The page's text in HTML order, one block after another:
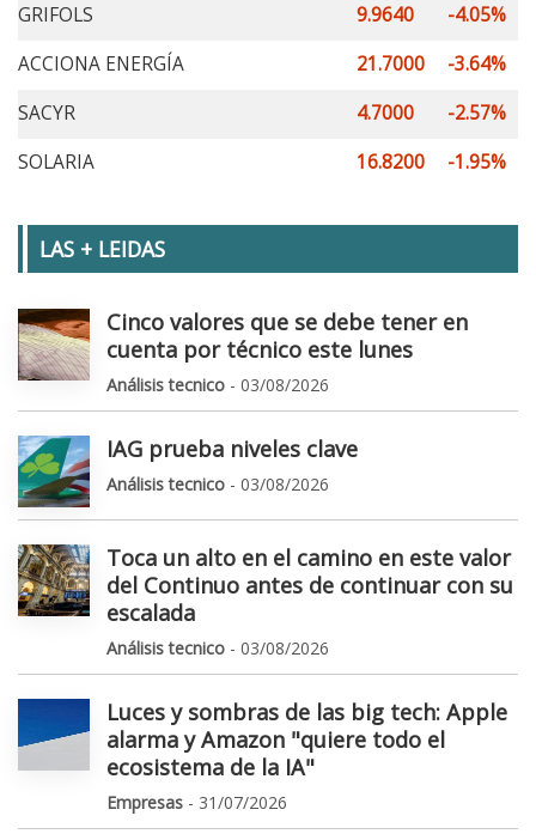
GRIFOLS
9.9640
-4.05%
ACCIONA ENERGÍA
21.7000
-3.64%
SACYR
4.7000
-2.57%
SOLARIA
16.8200 -1.95%
LAS + LEIDAS
Cinco valores que se debe tener en
cuenta por técnico este lunes
Análisis tecnico - 03/08/2026
IAG prueba niveles clave
Análisis tecnico - 03/08/2026
Toca un alto en el camino en este valor
del Continuo antes de continuar con su
escalada
Análisis tecnico - 03/08/2026
Luces y sombras de las big tech: Apple
alarma y Amazon "quiere todo el
ecosistema de la IA"
Empresas - 31/07/2026